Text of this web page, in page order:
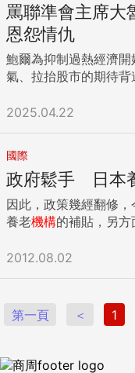
罵聯準會主席大
恩怨情仇
鮑爾為抑制過熱經濟
氣、拉抬股市的期待背
2025.04.22
國際
政府鬆手 日本
因此，政策幾經翻修
養老機構的補貼，另
2012.08.02
第一頁 ＜ 1